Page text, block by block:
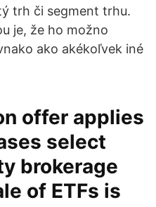
trh či segment trhu.
je, že ho možno
ako akékoľvek iné
offer applies
select
brokerage
of ETFs is